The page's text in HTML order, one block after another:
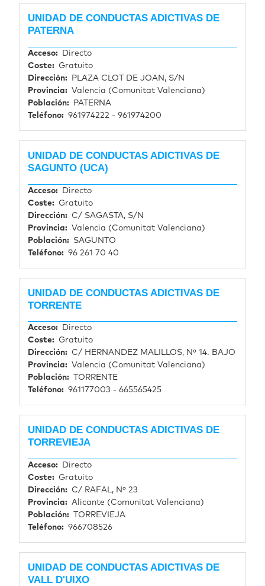
UNIDAD DE CONDUCTAS ADICTIVAS DE
PATERNA
Acceso
Directo
Coste
Gratuito
Dirección
PLAZA CLOT DE JOAN, S/N
Provincia
Valencia (Comunitat Valenciana)
Población
PATERNA
Teléfono
961974222 - 961974200
UNIDAD DE CONDUCTAS ADICTIVAS DE
SAGUNTO (UCA)
Acceso
Directo
Coste
Gratuito
Dirección
C/ SAGASTA, S/N
Provincia
Valencia (Comunitat Valenciana)
Población
SAGUNTO
Teléfono
96 261 70 40
UNIDAD DE CONDUCTAS ADICTIVAS DE
TORRENTE
Acceso
Directo
Coste
Gratuito
Dirección
C/ HERNANDEZ MALILLOS, Nº 14. BAJO
Provincia
Valencia (Comunitat Valenciana)
Población
TORRENTE
Teléfono
961177003 - 665565425
UNIDAD DE CONDUCTAS ADICTIVAS DE
TORREVIEJA
Acceso
Directo
Coste
Gratuito
Dirección
C/ RAFAL, Nº 23
Provincia
Alicante (Comunitat Valenciana)
Población
TORREVIEJA
Teléfono
966708526
UNIDAD DE CONDUCTAS ADICTIVAS DE
VALL D'UIXO